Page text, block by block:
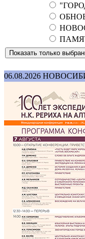
06.08.2026